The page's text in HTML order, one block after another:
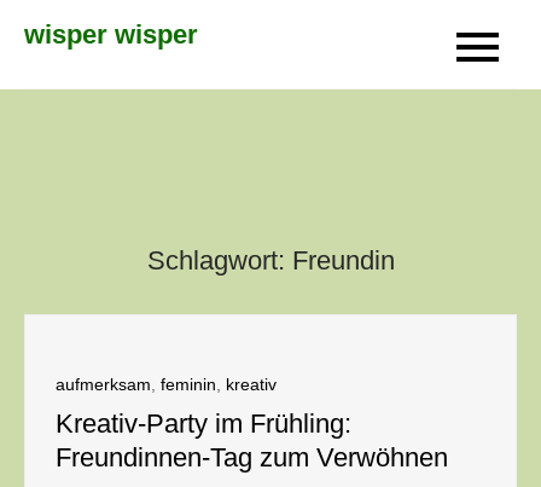
wisper wisper
Schlagwort: Freundin
aufmerksam feminin kreativ
Kreativ-Party im Frühling:
Freundinnen-Tag zum Verwöhnen